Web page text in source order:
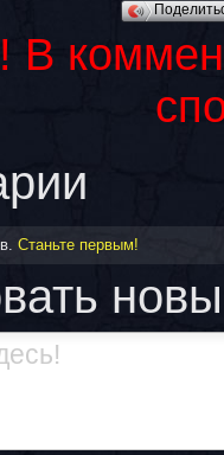
В
Станьте первым!